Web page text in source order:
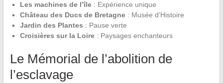
Les machines de l’île: Expérience unique
Château des Ducs de Bretagne: Musée d’Histoire
Jardin des Plantes : Pause verte
Croisières sur la Loire: Paysages enchanteurs
Le Mémorial de l’abolition de
l’esclavage